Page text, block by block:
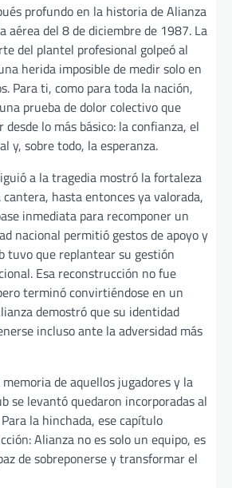
profundo en la historia de Alianza
aérea del 8 de diciembre de 1987. La
del plantel profesional golpeó al
herida imposible de medir solo en
Para ti, como para toda la nación,
prueba de dolor colectivo que
lo más básico: la confianza, el
y, sobre todo, la esperanza.
a la tragedia mostró la fortaleza
hasta entonces ya valorada,
inmediata para recomponer un
nacional permitió gestos de apoyo y
tuvo que replantear su gestión
Esa reconstrucción no fue
terminó convirtiéndose en un
demostró que su identidad
incluso ante la adversidad más
de aquellos jugadores y la
se levantó quedaron incorporadas al
la hinchada, ese capítulo
Alianza no es solo un equipo, es
de sobreponerse y transformar el